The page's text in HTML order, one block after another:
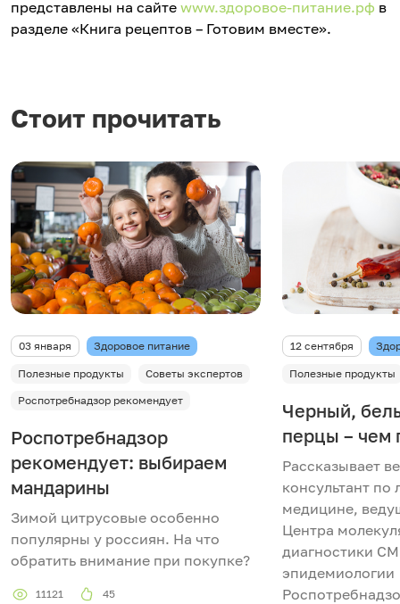
представлены на сайте www.здоровое-питание.рф в
разделе «Книга рецептов – Готовим вместе».
Стоит прочитать
03 января Здоровое питание
Полезные продукты
Советы экспертов
Роспотребнадзор рекомендует
Роспотребнадзор
рекомендует: выбираем
мандарины
Зимой цитрусовые особенно
популярны у россиян. На что
обратить внимание при покупке?
11121 45
12 сентября
Полезные продукты
Черный,
перцы – чем
Рассказывает
консультант по
медицине,
Центра
диагностики
эпидемиологии